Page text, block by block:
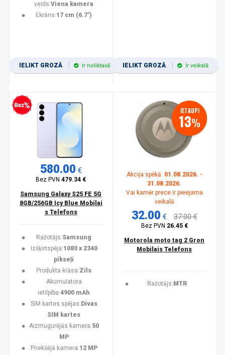
veids:Viena kamera
Ekrāns:17 cm (6.7")
IELIKT GROZĀ Ir noliktavā IELIKT GROZĀ Ir veikalā
kredīts
580.00 €
Bez PVN479.34 €
Samsung Galaxy S25 FE 5G
8GB/256GB Icy Blue Mobilai
s Telefons
Ražotājs:Samsung
Izšķirtspēja:1080 x 2340
pikseļi
Produkta krāsa:Zils
Akumulatora
ietilpība:4900 mAh
SIM kartes spējas: Divas
SIM kartes
Aizmugurējās kamera:50
MP
Priekšējā kamera:12 MP
IETAUPI
13%
Akcija spēkā: 01.08.2026. -
31.08.2026.
Vai kamēr prece ir pieejama
veikalā
32.00 € 37.00 €
Bez PVN 26.45 €
Motorola moto tag 2 Gron
Mobilais Telefons
Ražotājs: MTR